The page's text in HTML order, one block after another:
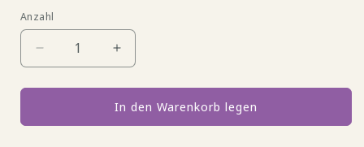
nicht
verfügbar
Anzahl
Verringere
die
Menge
Bequeme
Erhöhe
die
Menge
für
Bequeme
In den Warenkorb legen